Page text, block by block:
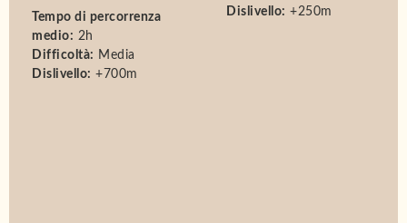
Tempo di percorrenza
medio: 2h
Difficoltà: Media
Dislivello: +700m
Dislivello: +250m